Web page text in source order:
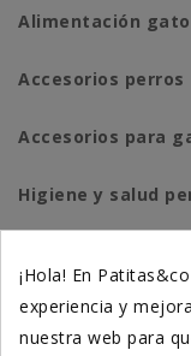
Alimentación
Accesorios perros
Accesorios para
Higiene y salud
Suplementación
¡Hola! En
experiencia y
nuestra web para